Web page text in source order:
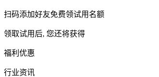
扫码添加好友免费领试用名额
领取试用后, 您还将获得
福利优惠
行业资讯